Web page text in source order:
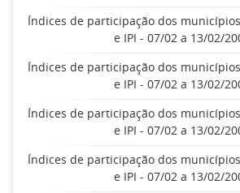
Índices de participação dos
e IPI - 07/02 a 13/02/
Índices de participação dos
e IPI - 07/02 a 13/02/
Índices de participação dos
e IPI - 07/02 a 13/02/
Índices de participação dos
e IPI - 07/02 a 13/02/